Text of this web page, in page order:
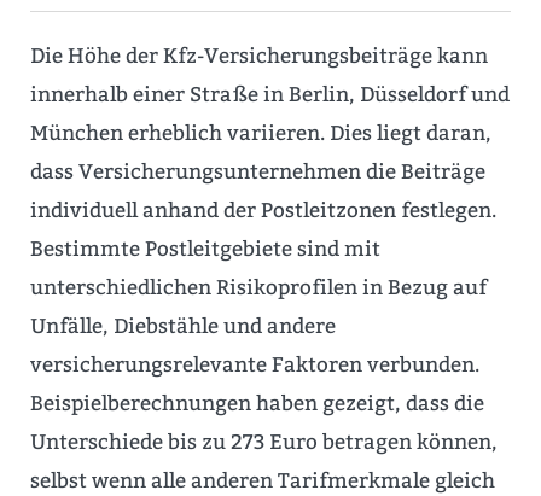
Die Höhe der Kfz-Versicherungsbeiträge kann
innerhalb einer Straße in Berlin, Düsseldorf und
München erheblich variieren. Dies liegt daran,
dass Versicherungsunternehmen die Beiträge
individuell anhand der Postleitzonen festlegen.
Bestimmte Postleitgebiete sind mit
unterschiedlichen Risikoprofilen in Bezug auf
Unfälle, Diebstähle und andere
versicherungsrelevante Faktoren verbunden.
Beispielberechnungen haben gezeigt, dass die
Unterschiede bis zu 273 Euro betragen können,
selbst wenn alle anderen Tarifmerkmale gleich